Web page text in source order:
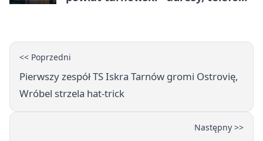
<< Poprzedni
Pierwszy zespół TS Iskra Tarnów gromi Ostrovię,
Wróbel strzela hat-trick
Następny >>